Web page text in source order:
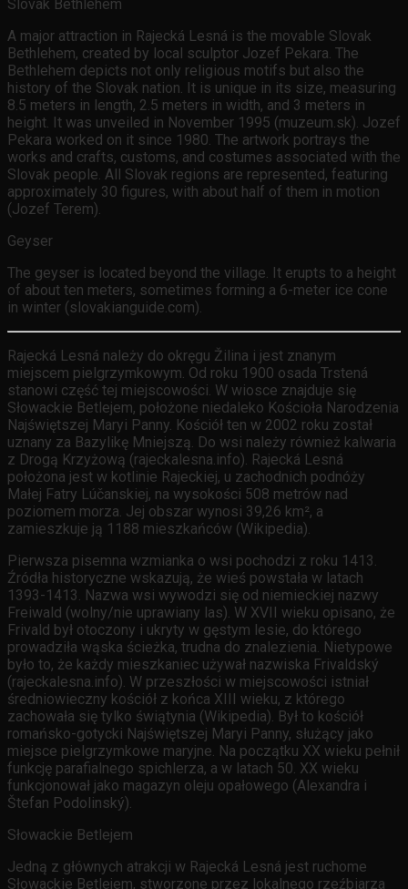
Slovak Bethlehem
A major attraction in Rajecká Lesná is the movable Slovak
Bethlehem, created by local sculptor Jozef Pekara. The
Bethlehem depicts not only religious motifs but also the
history of the Slovak nation. It is unique in its size, measuring
8.5 meters in length, 2.5 meters in width, and 3 meters in
height. It was unveiled in November 1995 (muzeum.sk). Jozef
Pekara worked on it since 1980. The artwork portrays the
works and crafts, customs, and costumes associated with the
Slovak people. All Slovak regions are represented, featuring
approximately 30 figures, with about half of them in motion
(Jozef Terem).
Geyser
The geyser is located beyond the village. It erupts to a height
of about ten meters, sometimes forming a 6-meter ice cone
in winter (slovakianguide.com).
Rajecká Lesná należy do okręgu Žilina i jest znanym
miejscem pielgrzymkowym. Od roku 1900 osada Trstená
stanowi część tej miejscowości. W wiosce znajduje się
Słowackie Betlejem, położone niedaleko Kościoła Narodzenia
Najświętszej Maryi Panny. Kościół ten w 2002 roku został
uznany za Bazylikę Mniejszą. Do wsi należy również kalwaria
z Drogą Krzyżową (rajeckalesna.info). Rajecká Lesná
położona jest w kotlinie Rajeckiej, u zachodnich podnóży
Małej Fatry Lúčanskiej, na wysokości 508 metrów nad
poziomem morza. Jej obszar wynosi 39,26 km², a
zamieszkuje ją 1188 mieszkańców (Wikipedia).
Pierwsza pisemna wzmianka o wsi pochodzi z roku 1413.
Źródła historyczne wskazują, że wieś powstała w latach
1393-1413. Nazwa wsi wywodzi się od niemieckiej nazwy
Freiwald (wolny/nie uprawiany las). W XVII wieku opisano, że
Frivald był otoczony i ukryty w gęstym lesie, do którego
prowadziła wąska ścieżka, trudna do znalezienia. Nietypowe
było to, że każdy mieszkaniec używał nazwiska Frivaldský
(rajeckalesna.info). W przeszłości w miejscowości istniał
średniowieczny kościół z końca XIII wieku, z którego
zachowała się tylko świątynia (Wikipedia). Był to kościół
romańsko-gotycki Najświętszej Maryi Panny, służący jako
miejsce pielgrzymkowe maryjne. Na początku XX wieku pełnił
funkcję parafialnego spichlerza, a w latach 50. XX wieku
funkcjonował jako magazyn oleju opałowego (Alexandra i
Štefan Podolinský).
Słowackie Betlejem
Jedną z głównych atrakcji w Rajecká Lesná jest ruchome
Słowackie Betlejem, stworzone przez lokalnego rzeźbiarza